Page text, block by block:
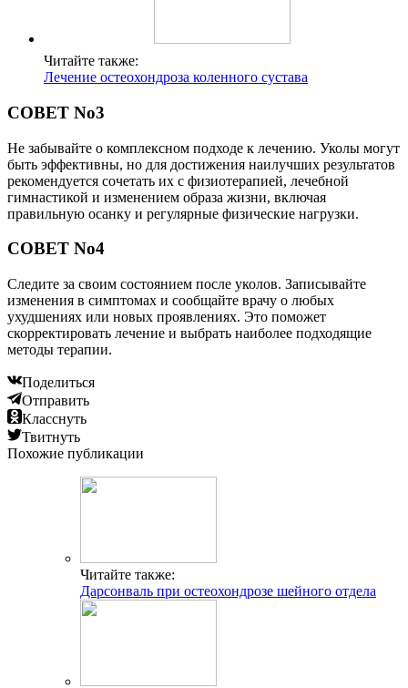
Читайте также:
Лечение остеохондроза коленного сустава
СОВЕТ No3
Не забывайте о комплексном подходе к лечению. Уколы могут
быть эффективны, но для достижения наилучших результатов
рекомендуется сочетать их с физиотерапией, лечебной
гимнастикой и изменением образа жизни, включая
правильную осанку и регулярные физические нагрузки.
СОВЕТ No4
Следите за своим состоянием после уколов. Записывайте
изменения в симптомах и сообщайте врачу о любых
ухудшениях или новых проявлениях. Это поможет
скорректировать лечение и выбрать наиболее подходящие
методы терапии.
Поделиться
Отправить
Класснуть
Твитнуть
Похожие публикации
Читайте также:
Дарсонваль при остеохондрозе шейного отдела